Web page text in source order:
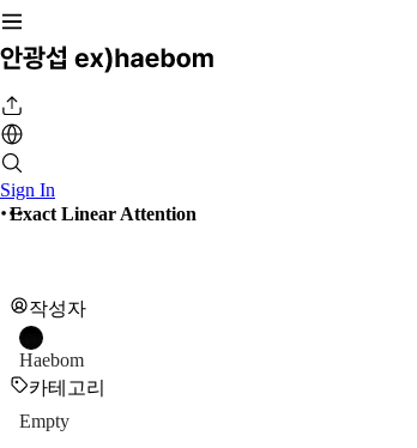
Sign In
Exact Linear Attention
작성자
Haebom
카테고리
Empty